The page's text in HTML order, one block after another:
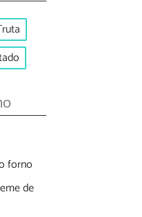
forno
de